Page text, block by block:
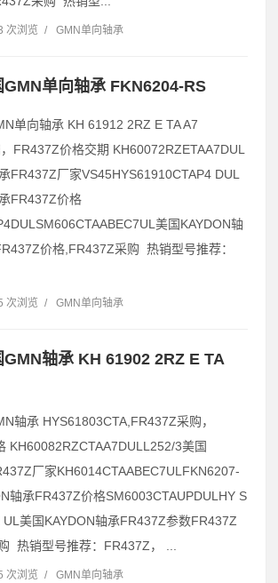
次浏览 / GMN单向轴承
GMN单向轴承 FKN6204-RS
单向轴承 KH 61912 2RZ E TA A7
FR437Z价格交期 KH60072RZETAA7DUL
FR437Z厂家VS45HYS61910CTAP4 DUL
FR437Z价格
美国KAYDON轴
价格,FR437Z采购 热销型号推荐：
次浏览 / GMN单向轴承
GMN轴承 KH 61902 2RZ E TA
轴承 HYS61803CTA,FR437Z采购，
KH60082RZCTAA7DULL252/3美国
厂家KH6014CTAABEC7ULFKN6207-
轴承FR437Z价格SM6003CTAUPDULHY S
美国KAYDON轴承FR437Z参数FR437Z
热销型号推荐：FR437Z， ...
次浏览 / GMN单向轴承